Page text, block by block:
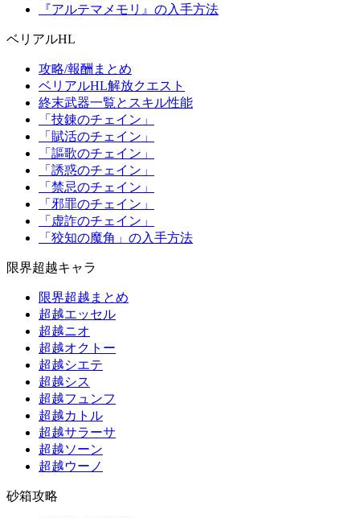
『アルテマメモリ』の入手方法
ベリアルHL
攻略/報酬まとめ
ベリアルHL解放クエスト
終末武器一覧とスキル性能
「技錬のチェイン」
「賦活のチェイン」
「謳歌のチェイン」
「誘惑のチェイン」
「禁忌のチェイン」
「邪罪のチェイン」
「虚詐のチェイン」
「狡知の魔角」の入手方法
限界超越キャラ
限界超越まとめ
超越エッセル
超越ニオ
超越オクトー
超越シエテ
超越シス
超越フュンフ
超越カトル
超越サラーサ
超越ソーン
超越ウーノ
砂箱攻略